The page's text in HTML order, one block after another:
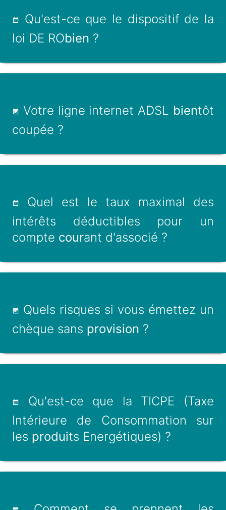
Qu'est-ce que le dispositif de la
loi DE RObien ?
Votre ligne internet ADSL bientôt
coupée ?
Quel est le taux maximal des
intérêts déductibles pour un
compte courant d'associé ?
Quels risques si vous émettez un
chèque sans provision ?
Qu'est-ce que la TICPE (Taxe
Intérieure de Consommation sur
les produits Energétiques) ?